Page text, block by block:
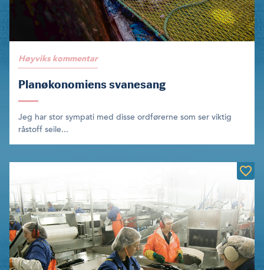
Høyviks kommentar
Planøkonomiens svanesang
Jeg har stor sympati med disse ordførerne som ser viktig
råstoff seile...